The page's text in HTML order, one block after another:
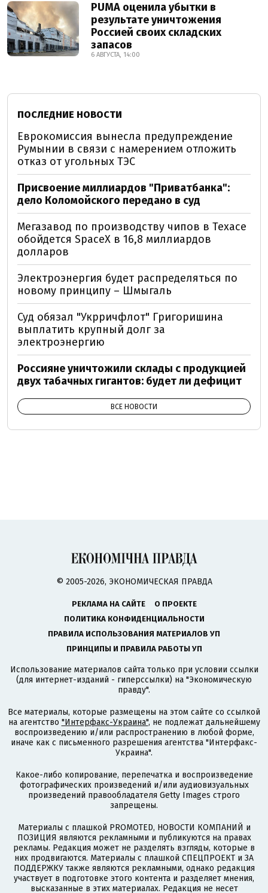
PUMA оценила убытки в
результате уничтожения
Россией своих складских
запасов
6 АВГУСТА, 14:00
ПОСЛЕДНИЕ НОВОСТИ
Еврокомиссия вынесла предупреждение
Румынии в связи с намерением отложить
отказ от угольных ТЭС
Присвоение миллиардов "Приватбанка":
дело Коломойского передано в суд
Мегазавод по производству чипов в Техасе
обойдется SpaceX в 16,8 миллиардов
долларов
Электроэнергия будет распределяться по
новому принципу – Шмыгаль
Суд обязал "Укрричфлот" Григоришина
выплатить крупный долг за
электроэнергию
Россияне уничтожили склады с продукцией
двух табачных гигантов: будет ли дефицит
ВСЕ НОВОСТИ
© 2005-2026, ЭКОНОМИЧЕСКАЯ ПРАВДА
РЕКЛАМА НА САЙТЕ
О ПРОЕКТЕ
ПОЛИТИКА КОНФИДЕНЦИАЛЬНОСТИ
ПРАВИЛА ИСПОЛЬЗОВАНИЯ МАТЕРИАЛОВ УП
ПРИНЦИПЫ И ПРАВИЛА РАБОТЫ УП
Использование материалов сайта только при условии ссылки
(для интернет-изданий - гиперссылки) на "Экономическую
правду".
Все материалы, которые размещены на этом сайте со ссылкой
на агентство "Интерфакс-Украина", не подлежат дальнейшему
воспроизведению и/или распространению в любой форме,
иначе как с письменного разрешения агентства "Интерфакс-
Украина".
Какое-либо копирование, перепечатка и воспроизведение
фотографических произведений и/или аудиовизуальных
произведений правообладателя Getty Images строго
запрещены.
Материалы с плашкой PROMOTED, НОВОСТИ КОМПАНИЙ и
ПОЗИЦИЯ являются рекламными и публикуются на правах
рекламы. Редакция может не разделять взгляды, которые в
них продвигаются. Материалы с плашкой СПЕЦПРОЕКТ и ЗА
ПОДДЕРЖКУ также являются рекламными, однако редакция
участвует в подготовке этого контента и разделяет мнения,
высказанные в этих материалах. Редакция не несет